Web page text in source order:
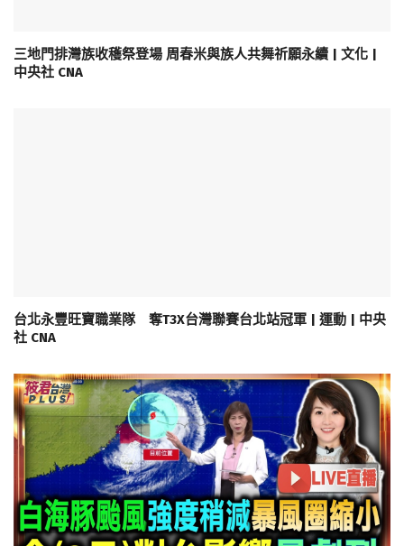
三地門排灣族收穫祭登場 周春米與族人共舞祈願永續 | 文化 |
中央社 CNA
台北永豐旺寶職業隊 奪T3X台灣聯賽台北站冠軍 | 運動 | 中央
社 CNA